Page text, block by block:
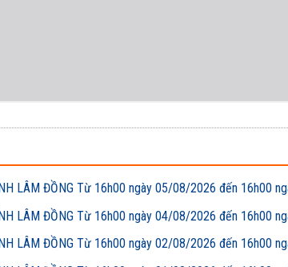
LÂM ĐỒNG Từ 16h00 ngày 05/08/2026 đến 16h00
LÂM ĐỒNG Từ 16h00 ngày 04/08/2026 đến 16h00
LÂM ĐỒNG Từ 16h00 ngày 02/08/2026 đến 16h00